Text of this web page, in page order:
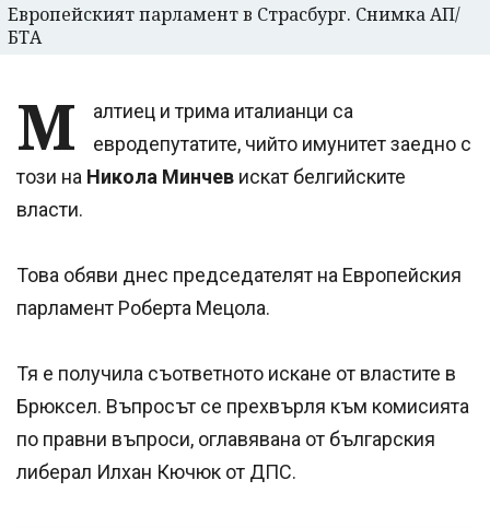
Европейският парламент в Страсбург. Снимка АП/
БТА
М
алтиец и трима италианци са
евродепутатите, чийто имунитет заедно с
този на Никола Минчев искат белгийските
власти.
Това обяви днес председателят на Европейския
парламент Роберта Мецола.
Тя е получила съответното искане от властите в
Брюксел. Въпросът се прехвърля към комисията
по правни въпроси, оглавявана от българския
либерал Илхан Кючюк от ДПС.